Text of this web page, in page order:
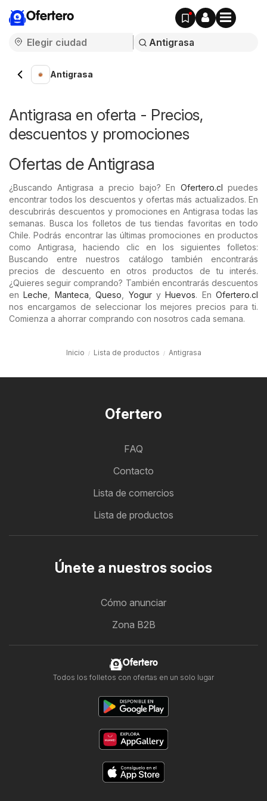
Ofertero
Antigrasa
Antigrasa en oferta - Precios,
descuentos y promociones
Ofertas de Antigrasa
¿Buscando Antigrasa a precio bajo? En Ofertero.cl puedes
encontrar todos los descuentos y ofertas más actualizados. En
descubrirás descuentos y promociones en Antigrasa todas las
semanas. Busca los folletos de tus tiendas favoritas en todo
Chile. Podrás encontrar las últimas promociones en productos
como Antigrasa, haciendo clic en los siguientes folletos:
Buscando entre nuestros catálogo también encontrarás
precios de descuento en otros productos de tu interés.
¿Quieres seguir comprando? También encontrarás descuentos
enLeche Manteca ,Queso YoguryHuevos. En Ofertero.cl
nos encargamos de seleccionar los mejores precios para ti.
Comienza a ahorrar comprando con nosotros cada semana.
Inicio Lista de productos Antigrasa
Ofertero
FAQ
Contacto
Lista de comercios
Lista de productos
Únete a nuestros socios
Cómo anunciar
Zona B2B
Ofertero
Todos los folletos con ofertas en un solo lugar